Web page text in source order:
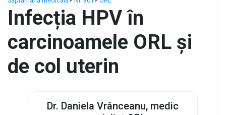
Infecția HPV în
carcinoamele ORL și
de col uterin
Dr. Daniela Vrânceanu, medic